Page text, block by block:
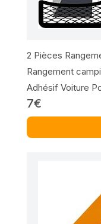
2 Pièces
Rangement
Adhésif Voiture
Caravanes,
Voiture/Auto
7€